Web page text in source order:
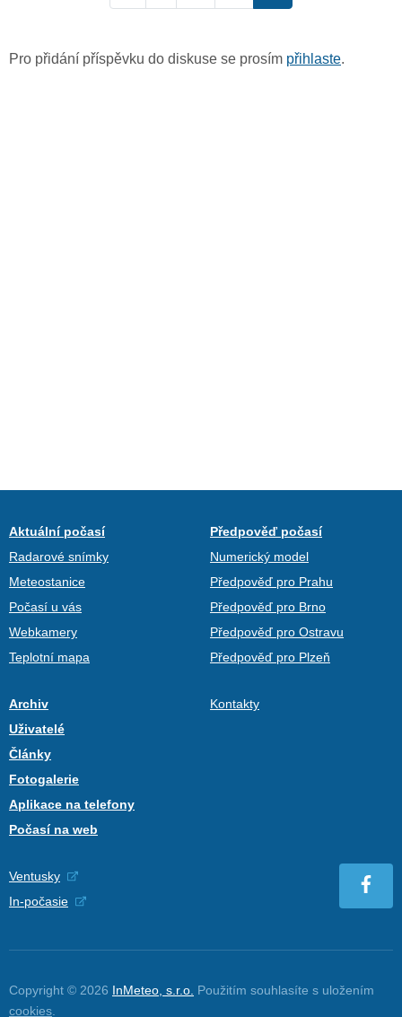
Pro přidání příspěvku do diskuse se prosím přihlaste.
Aktuální počasí
Radarové snímky
Meteostanice
Počasí u vás
Webkamery
Teplotní mapa
Předpověď počasí
Numerický model
Předpověď pro Prahu
Předpověď pro Brno
Předpověď pro Ostravu
Předpověď pro Plzeň
Archiv
Uživatelé
Články
Fotogalerie
Aplikace na telefony
Počasí na web
Kontakty
Ventusky
In-počasie
Copyright © 2026 InMeteo, s.r.o. Použitím souhlasíte s uložením
cookies.